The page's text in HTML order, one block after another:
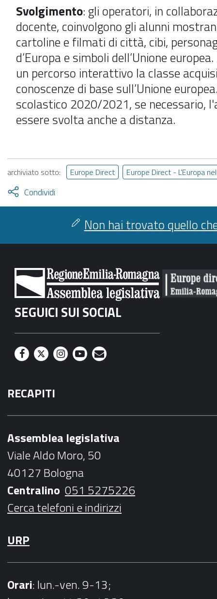
Svolgimento: gli operatori, in
docente, coinvolgono gli alunni
cartoline e filmati di città, cibi,
d’Europa e simboli dell’Unione
un percorso interattivo la classe
conoscenze di base sull’Unione
scolastico 2020/2021, se necessario,
essere svolta anche a distanza.
archiviato sotto: Europe Direct Europe Direct - L'Europa
Condividi
facebook
twitter
Attiva
condividi
Non hai trovato quello
SEGUICI SUI SOCIAL
F
c
e
o
k
T
i
t
r
I
t
r
a
m
Y
t
b
e
M
l
RECAPITI
Assemblea legislativa
Viale Aldo Moro, 50
40127 Bologna
Centralino 051 5275226
Cerca telefoni e indirizzi
URP
Orari: lun.-ven. 9-13;